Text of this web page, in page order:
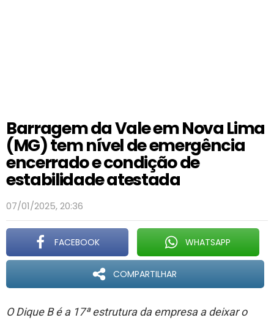
Barragem da Vale em Nova Lima
(MG) tem nível de emergência
encerrado e condição de
estabilidade atestada
07/01/2025, 20:36
FACEBOOK WHATSAPP
COMPARTILHAR
O Dique B é a 17ª estrutura da empresa a deixar o